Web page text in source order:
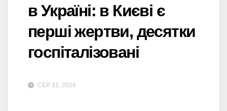
в Україні: в Києві є
перші жертви, десятки
госпіталізовані
СЕР 31, 2024